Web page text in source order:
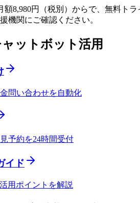
額8,980円（税別）からで、無料ト
機関にご確認ください。
ットボット活用
問い合わせを自動化
予約を24時間受付
イド
用ポイントを解説